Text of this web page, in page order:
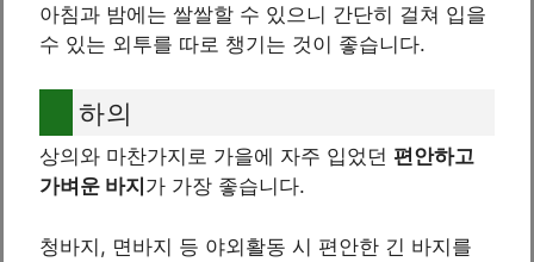
아침과 밤에는 쌀쌀할 수 있으니 간단히 걸쳐 입을
수 있는 외투를 따로 챙기는 것이 좋습니다.
하의
상의와 마찬가지로 가을에 자주 입었던 편안하고
가벼운 바지 가 가장 좋습니다.
청바지, 면바지 등 야외활동 시 편안한 긴 바지를